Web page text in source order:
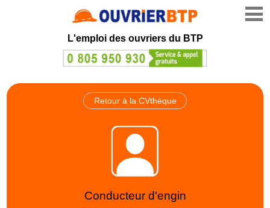
L'emploi des ouvriers du BTP
Retour à la CVthèque
Conducteur d'engin